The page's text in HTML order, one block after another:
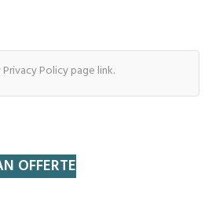
Policy page link.
OFFERTE